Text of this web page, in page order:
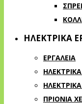
ΣΠΡΕΙ
ΗΛΕΚΤΡΙΚΑ
ΕΡΓΑΛΕΙΑ
ΠΡΙΟΝΙΑ